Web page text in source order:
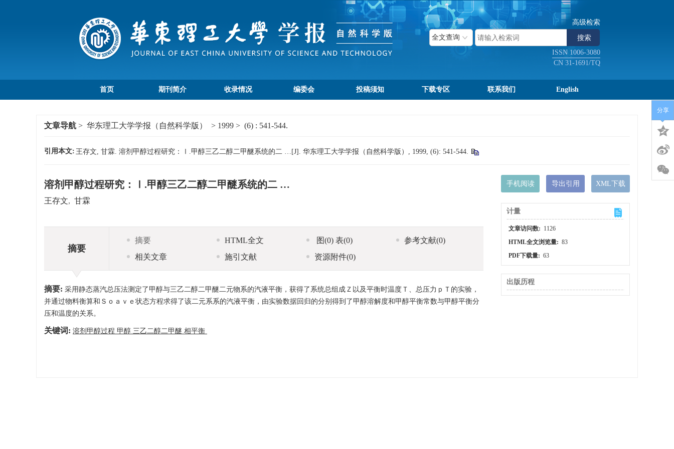
高级检索
ISSN 1006-3080
CN 31-1691/TQ
首页 期刊简介 收录情况 编委会 投稿须知 下载专区 联系我们 English
文章导航 > 华东理工大学学报（自然科学版） > 1999 > (6) : 541-544.
引用本文: 王存文, 甘霖. 溶剂甲醇过程研究：Ⅰ.甲醇三乙二醇二甲醚系统的二 …[J]. 华东理工大学学报（自然科学版）, 1999, (6): 541-544.
溶剂甲醇过程研究：Ⅰ.甲醇三乙二醇二甲醚系统的二 …
王存文, 甘霖
摘要
摘要 HTML全文 图(0) 表(0) 参考文献(0)
相关文章
施引文献 资源附件(0)
摘要: 采用静态蒸汽总压法测定了甲醇与三乙二醇二甲醚二元物系的汽液平衡，获得了系统总组成Ｚ以及平衡时温度Ｔ、总压力ｐＴ的实验，
并通过物料衡算和Ｓｏａｖｅ状态方程求得了该二元系系的汽液平衡，由实验数据回归的分别得到了甲醇溶解度和甲醇平衡常数与甲醇平衡分
压和温度的关系。
关键词: 溶剂甲醇过程 甲醇 三乙二醇二甲醚 相平衡
手机阅读 导出引用 XML下载
计量
文章访问数: 1126
HTML全文浏览量: 83
PDF下载量: 63
出版历程
分享